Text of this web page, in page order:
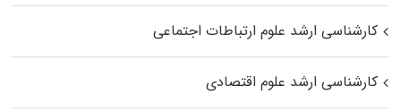
کارشناسی ارشد علوم ارتباطات اجتماعی
کارشناسی ارشد علوم اقتصادی